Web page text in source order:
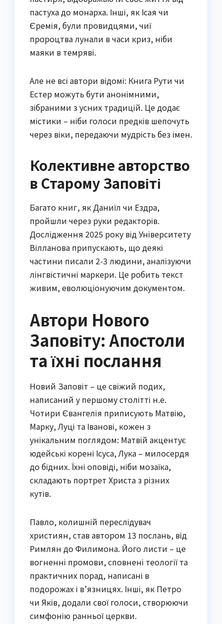
пастуха до монарха. Інші, як Ісая чи
Єремія, були провидцями, чиї
пророцтва лунали в часи криз, ніби
маяки в темряві.
Але не всі автори відомі: Книга Рути чи
Естер можуть бути анонімними,
зібраними з усних традицій. Це додає
містики – ніби голоси предків шепочуть
через віки, передаючи мудрість без імен.
Колективне авторство
в Старому Заповіті
Багато книг, як Даниїл чи Ездра,
пройшли через руки редакторів.
Дослідження 2025 року від Університету
Вілланова припускають, що деякі
частини писали 2-3 людини, аналізуючи
лінгвістичні маркери. Це робить текст
живим, еволюціонуючим документом.
Автори Нового
Заповіту: Апостоли
та їхні послання
Новий Заповіт – це свіжий подих,
написаний у першому столітті н.е.
Чотири Євангелія приписують Матвію,
Марку, Луці та Іванові, кожен з
унікальним поглядом: Матвій акцентує
юдейські корені Ісуса, Лука – милосердя
до бідних. Їхні оповіді, ніби мозаїка,
складають портрет Христа з різних
кутів.
Павло, колишній переслідувач
християн, став автором 13 послань, від
Римлян до Филимона. Його листи – це
вогненні промови, сповнені теології та
практичних порад, написані в
подорожах і в’язницях. Інші, як Петро
чи Яків, додали свої голоси, створюючи
симфонію ранньої церкви.